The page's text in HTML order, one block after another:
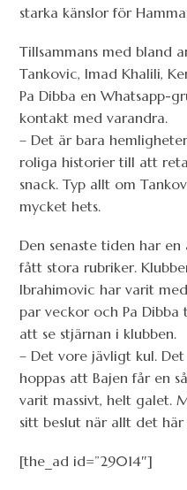
starka känslor för
Tillsammans med bland
Tankovic, Imad Khalili,
Pa Dibba en Whatsapp-
kontakt med varandra.
– Det är bara
roliga historier till att
snack. Typ allt om
mycket hets.
Den senaste tiden har
fått stora rubriker.
Ibrahimovic har varit
par veckor och Pa
att se stjärnan i klubben.
– Det vore jävligt kul.
hoppas att Bajen får en
varit massivt, helt galet.
sitt beslut när allt det
[the_ad id=”29014″]